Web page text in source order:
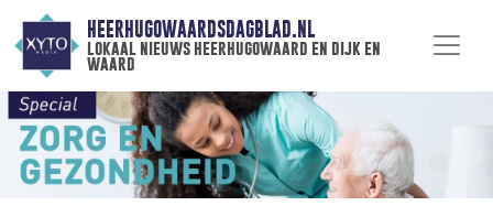
HEERHUGOWAARDSDAGBLAD.NL
lokaal nieuws heerhugowaard en dijk en
waard